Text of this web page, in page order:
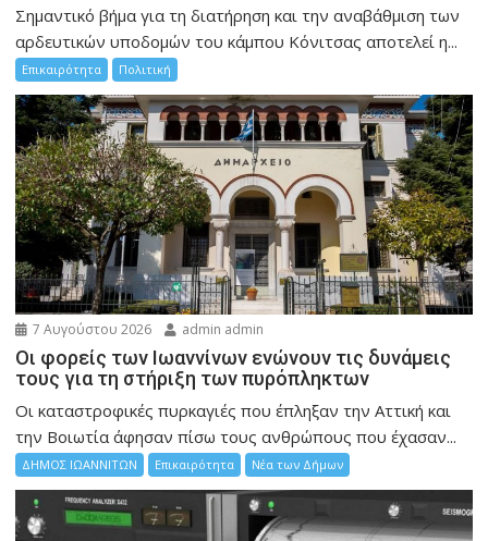
Σημαντικό βήμα για τη διατήρηση και την αναβάθμιση των
αρδευτικών υποδομών του κάμπου Κόνιτσας αποτελεί η...
Επικαιρότητα Πολιτική
7 Αυγούστου 2026 admin admin
Οι φορείς των Ιωαννίνων ενώνουν τις δυνάμεις
τους για τη στήριξη των πυρόπληκτων
Οι καταστροφικές πυρκαγιές που έπληξαν την Αττική και
την Bοιωτία άφησαν πίσω τους ανθρώπους που έχασαν...
ΔΗΜΟΣ ΙΩΑΝΝΙΤΩΝ Επικαιρότητα Νέα των Δήμων